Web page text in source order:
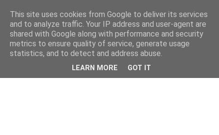
This site uses cookies from Google to deliver its services
and to analyze traffic. Your IP address and user-agent are
shared with Google along with performance and security
metrics to ensure quality of service, generate usage
statistics, and to detect and address abuse.
LEARN MORE GOT IT